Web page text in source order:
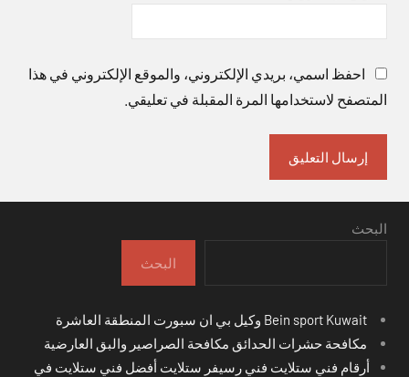
احفظ اسمي، بريدي الإلكتروني، والموقع الإلكتروني في هذا
المتصفح لاستخدامها المرة المقبلة في تعليقي.
البحث
البحث
مكافحة حشرات الحدائق مكافحة الصراصير والبق العارضية
أرقام فني ستلايت فني رسيفر ستلايت أفضل فني ستلايت في